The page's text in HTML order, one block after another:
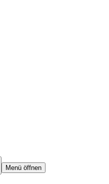
Menü öffnen